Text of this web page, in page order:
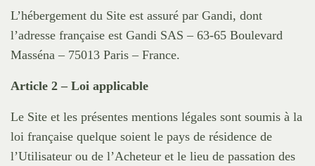
L’hébergement du Site est assuré par Gandi, dont
l’adresse française est Gandi SAS – 63-65 Boulevard
Masséna – 75013 Paris – France.
Article 2 – Loi applicable
Le Site et les présentes mentions légales sont soumis à la
loi française quelque soient le pays de résidence de
l’Utilisateur ou de l’Acheteur et le lieu de passation des